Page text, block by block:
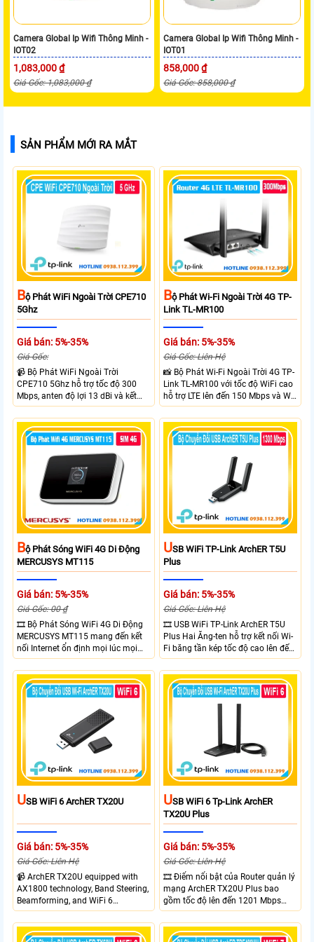
Camera Global Ip Wifi Thông Minh -
IOT02
1,083,000 ₫
Giá Gốc: 1,083,000 ₫
Camera Global Ip Wifi Thông Minh -
IOT01
858,000 ₫
Giá Gốc: 858,000 ₫
SẢN PHẨM MỚI RA MẮT
BỘ Phát WiFi Ngoài Trời CPE710
5Ghz
Giá bán: 5%-35%
Giá Gốc:
📹 Bộ Phát WiFi Ngoài Trời
CPE710 5Ghz hỗ trợ tốc độ 300
Mbps, anten độ lợi 13 dBi và kết
nối đường dài trên 10 km trong
điều kiện phù hợp. Trang bị cổng
Ethernet Shielded 10/100 Mbps, hỗ
trợ PoE Passive, MAXtream TDMA,
quản lý tập trung và phân tích
quang phổ. Chuẩn IPX5 giúp tăng
khả năng chống chịu thời tiết.
BỘ Phát Wi-Fi Ngoài Trời 4G TP-
Link TL-MR100
Giá bán: 5%-35%
Giá Gốc: Liên Hệ
📸 Bộ Phát Wi-Fi Ngoài Trời 4G TP-
Link TL-MR100 với tốc độ WiFi cao
hỗ trợ LTE lên đến 150 Mbps và Wi-
Fi 2.4 GHz lên đến 300 Mbps với
thiết kế với vỏ chống chịu thời tiết
chuẩn IP65, chống sét ±6kV và
chống tĩnh điện ±15kV
BỘ Phát Sóng WiFi 4G Di Động
MERCUSYS MT115
Giá bán: 5%-35%
Giá Gốc: 00 ₫
🎞 Bộ Phát Sóng WiFi 4G Di Động
MERCUSYS MT115 mang đến kết
nối Internet ổn định mọi lúc mọi
nơi với tốc độ 4G LTE tải xuống lên
đến 150Mbps. Chuẩn WiFi 6
AX300, pin 2400mAh hoạt động
đến 10 giờ và khả năng kết nối
USB WiFi TP-Link ArchER T5U
Plus
Giá bán: 5%-35%
Giá Gốc: Liên Hệ
🎞 USB WiFi TP-Link ArchER T5U
Plus Hai Ăng-ten hỗ trợ kết nối Wi-
Fi băng tần kép tốc độ cao lên đến
1300 Mbps. Hai ăng-ten ngoài kết
hợp công nghệ Beamforming giúp
tăng cường tín hiệu và vùng phủ
sóng. USB 3.0 cho tốc độ truyền dữ
và cài đặt dễ dàng không cần đĩa
tư
USB WiFi 6 ArchER TX20U
Giá bán: 5%-35%
Giá Gốc: Liên Hệ
📹 ArchER TX20U equipped with
AX1800 technology, Band Steering,
Beamforming, and WiFi 6
transmission. Band Steering
technology optimizes connections,
Beamforming enhances signal
USB WiFi 6 Tp-Link ArchER
TX20U Plus
Giá bán: 5%-35%
Giá Gốc: Liên Hệ
🎞 Điểm nổi bật của Router quản lý
mạng ArchER TX20U Plus bao
gồm tốc độ lên đến 1201 Mbps
trên băng tần 5 GHz và 574 Mbps
trên băng tần 2.4 GHz. công nghệ
Band Steering, Beamforming và